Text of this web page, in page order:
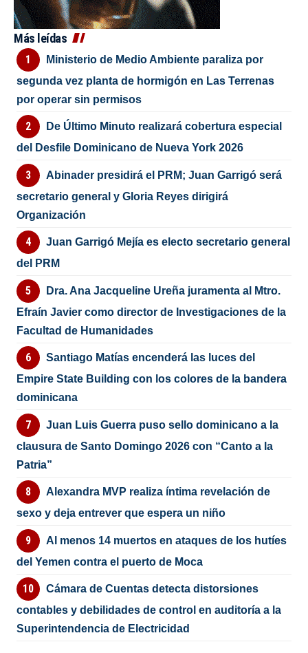
Más leídas
Ministerio de Medio Ambiente paraliza por
segunda vez planta de hormigón en Las Terrenas
por operar sin permisos
De Último Minuto realizará cobertura especial
del Desfile Dominicano de Nueva York 2026
Abinader presidirá el PRM; Juan Garrigó será
secretario general y Gloria Reyes dirigirá
Organización
Juan Garrigó Mejía es electo secretario general
del PRM
Dra. Ana Jacqueline Ureña juramenta al Mtro.
Efraín Javier como director de Investigaciones de la
Facultad de Humanidades
Santiago Matías encenderá las luces del
Empire State Building con los colores de la bandera
dominicana
Juan Luis Guerra puso sello dominicano a la
clausura de Santo Domingo 2026 con “Canto a la
Patria”
Alexandra MVP realiza íntima revelación de
sexo y deja entrever que espera un niño
Al menos 14 muertos en ataques de los hutíes
del Yemen contra el puerto de Moca
Cámara de Cuentas detecta distorsiones
contables y debilidades de control en auditoría a la
Superintendencia de Electricidad